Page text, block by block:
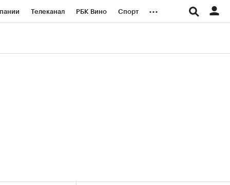
Телеканал РБК Вино Спорт ...